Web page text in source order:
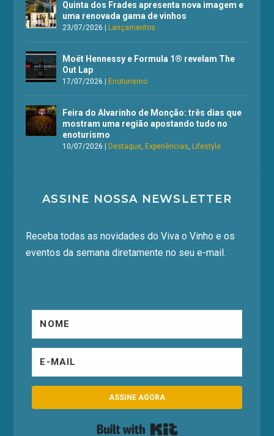
Quinta dos Frades apresenta nova imagem e
uma renovada gama de vinhos
23/07/2026 Lançamentos
Moët Hennessy e Formula 1® revelam The
Out Lap
17/07/2026 Enoturismo
Feira do Alvarinho de Monção: três dias que
mostram uma região apostando tudo no
enoturismo
10/07/2026 Destaque, Experiências, Lifestyle
ASSINE NOSSA NEWSLETTER
Receba todas as novidades do Viva o Vinho e os
eventos da semana diretamente no seu e-mail.
ASSINE AGORA